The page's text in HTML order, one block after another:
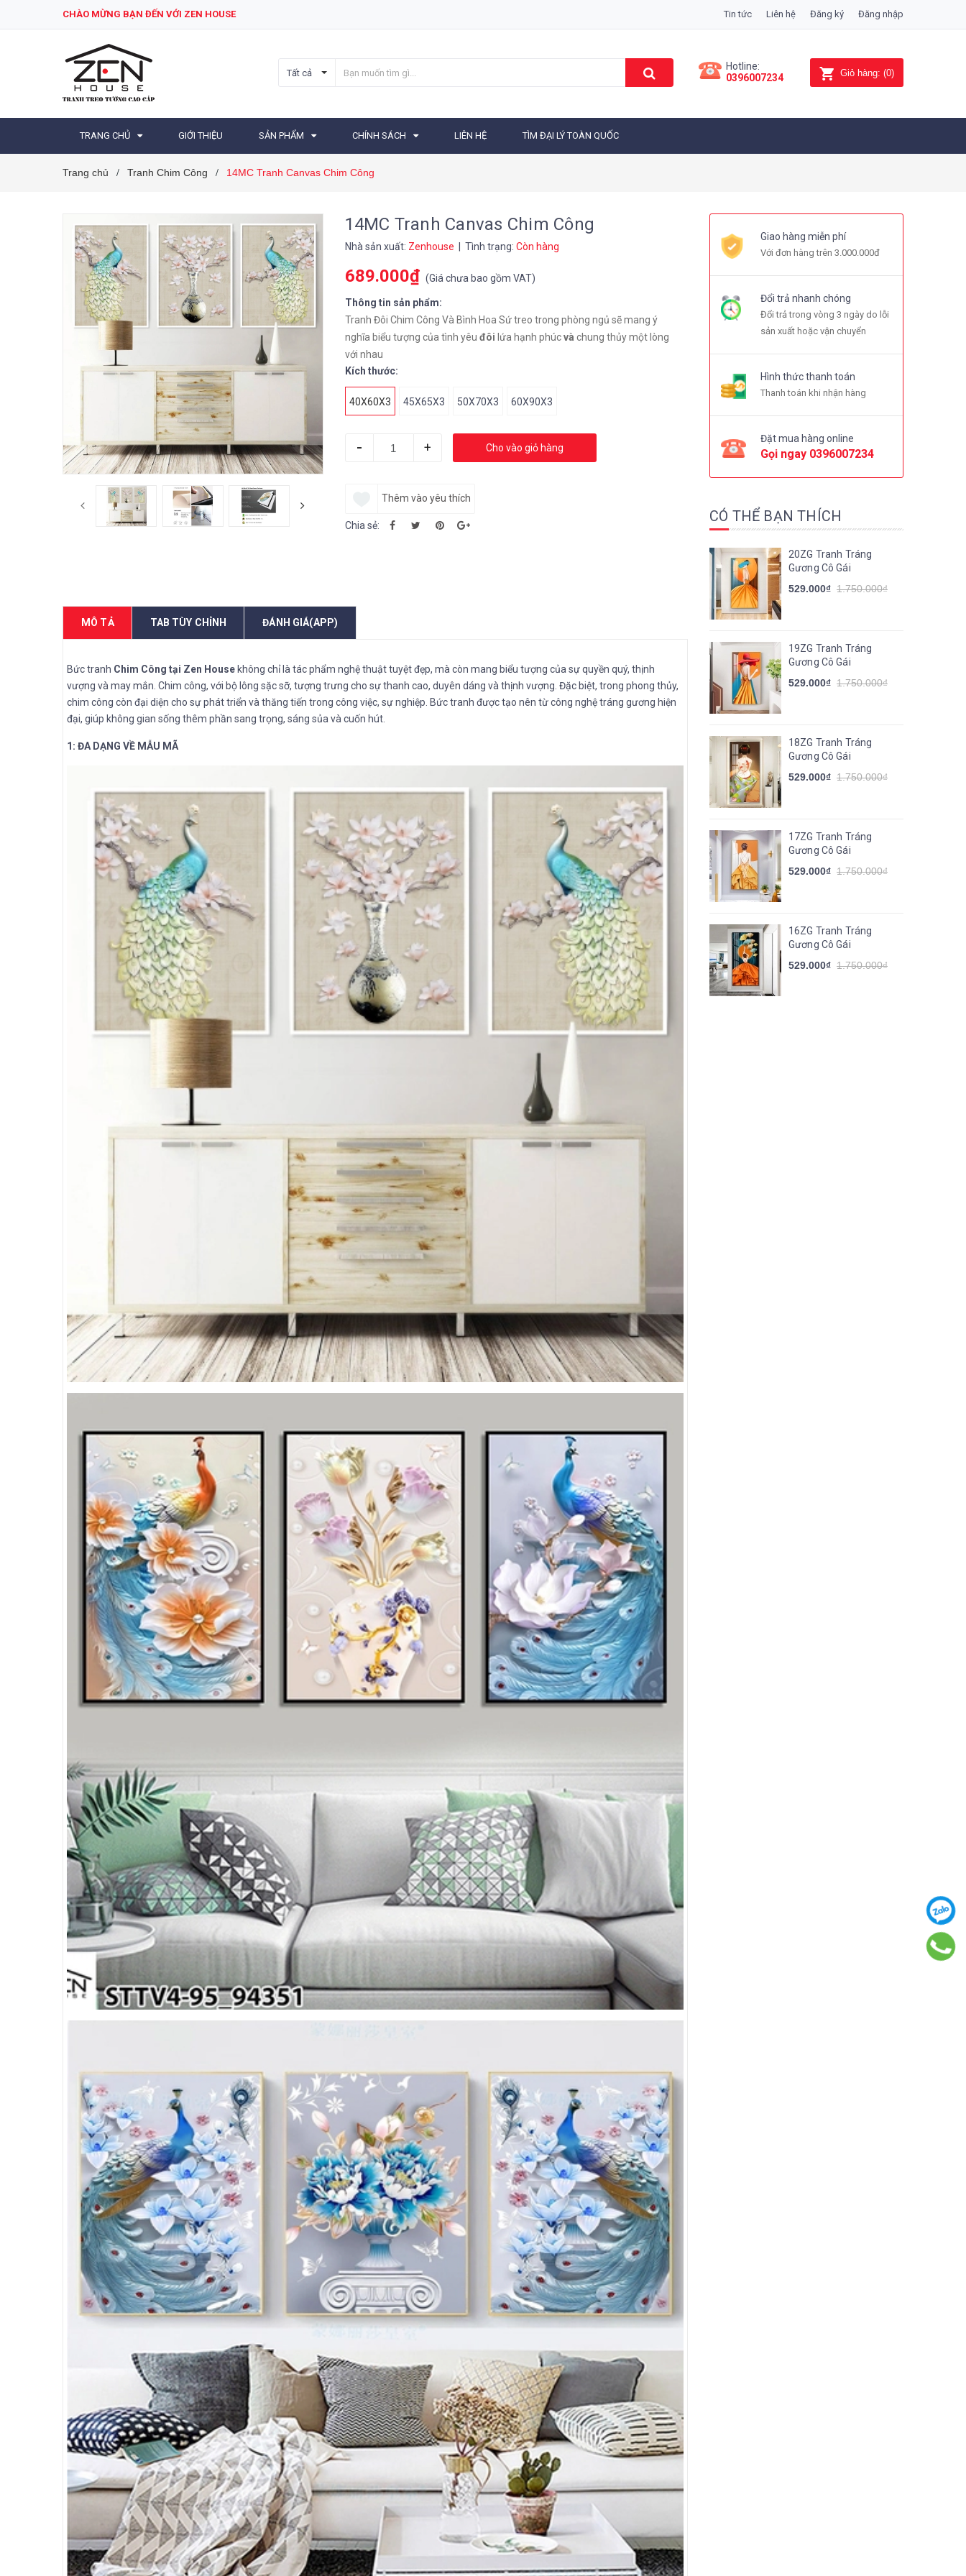
CHÀO MỪNG BẠN ĐẾN VỚI ZEN HOUSE Tin tức Liên hệ Đăng ký Đăng nhập
Tất cả
Hotline:
0396007234
Giỏ hàng: (0)
TRANG CHỦ GIỚI THIỆU SẢN PHẨM CHÍNH SÁCH LIÊN HỆ TÌM ĐẠI LÝ TOÀN QUỐC
Trang chủ / Tranh Chim Công / 14MC Tranh Canvas Chim Công
14MC Tranh Canvas Chim Công
Nhà sản xuất: Zenhouse | Tình trạng: Còn hàng
689.000₫ (Giá chưa bao gồm VAT)
Thông tin sản phẩm:
Tranh Đôi Chim Công Và Bình Hoa Sứ treo trong phòng ngủ sẽ mang ý
nghĩa biểu tượng của tình yêu đôi lứa hạnh phúcvà chung thủy một lòng
với nhau
Kích thước:
40X60X3 45X65X3 50X70X3 60X90X3
- + Cho vào giỏ hàng
Thêm vào yêu thích
Chia sẻ:
MÔ TẢ TAB TÙY CHỈNH ĐÁNH GIÁ(APP)
Bức tranh Chim Công tại Zen Housekhông chỉ là tác phẩm nghệ thuật tuyệt đẹp, mà còn mang biểu tượng của sự quyền quý, thịnh
vượng và may mắn. Chim công, với bộ lông sặc sỡ, tượng trưng cho sự thanh cao, duyên dáng và thịnh vượng. Đặc biệt, trong phong thủy,
chim công còn đại diện cho sự phát triển và thăng tiến trong công việc, sự nghiệp. Bức tranh được tạo nên từ công nghệ tráng gương hiện
đại, giúp không gian sống thêm phần sang trọng, sáng sủa và cuốn hút.
1: ĐA DẠNG VỀ MẪU MÃ
Giao hàng miễn phí
Với đơn hàng trên 3.000.000đ
Đổi trả nhanh chóng
Đổi trả trong vòng 3 ngày do lỗi
sản xuất hoặc vận chuyển
Hình thức thanh toán
Thanh toán khi nhận hàng
Đặt mua hàng online
Gọi ngay 0396007234
CÓ THỂ BẠN THÍCH
20ZG Tranh Tráng
Gương Cô Gái
529.000₫ 1.750.000₫
19ZG Tranh Tráng
Gương Cô Gái
529.000₫ 1.750.000₫
18ZG Tranh Tráng
Gương Cô Gái
529.000₫ 1.750.000₫
17ZG Tranh Tráng
Gương Cô Gái
529.000₫ 1.750.000₫
16ZG Tranh Tráng
Gương Cô Gái
529.000₫ 1.750.000₫